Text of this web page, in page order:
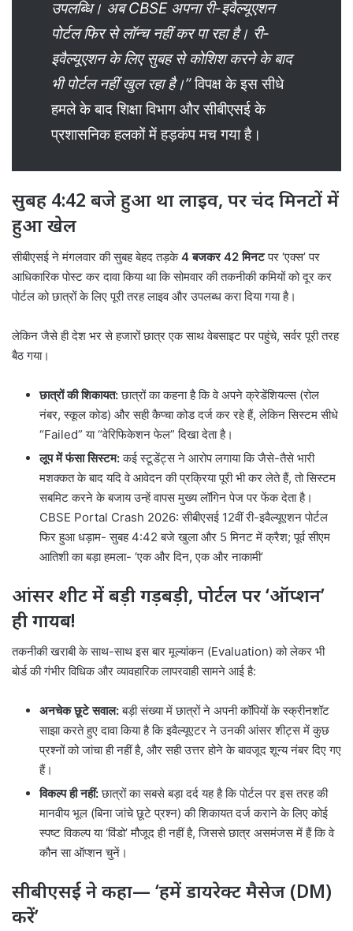
उपलब्धि। अब CBSE अपना री-इवैल्यूएशन
पोर्टल फिर से लॉन्च नहीं कर पा रहा है। री-
इवैल्यूएशन के लिए सुबह से कोशिश करने के बाद
भी पोर्टल नहीं खुल रहा है।”विपक्ष के इस सीधे
हमले के बाद शिक्षा विभाग और सीबीएसई के
प्रशासनिक हलकों में हड़कंप मच गया है।
सुबह 4:42 बजे हुआ था लाइव, पर चंद मिनटों में
हुआ खेल
सीबीएसई ने मंगलवार की सुबह बेहद तड़के4 बजकर 42 मिनटपर ‘एक्स’ पर
आधिकारिक पोस्ट कर दावा किया था कि सोमवार की तकनीकी कमियों को दूर कर
पोर्टल को छात्रों के लिए पूरी तरह लाइव और उपलब्ध करा दिया गया है।
लेकिन जैसे ही देश भर से हजारों छात्र एक साथ वेबसाइट पर पहुंचे, सर्वर पूरी तरह
बैठ गया।
छात्रों की शिकायत:छात्रों का कहना है कि वे अपने क्रेडेंशियल्स (रोल
नंबर, स्कूल कोड) और सही कैप्चा कोड दर्ज कर रहे हैं, लेकिन सिस्टम सीधे
“Failed” या “वेरिफिकेशन फेल” दिखा देता है।
लूप में फंसा सिस्टम:कई स्टूडेंट्स ने आरोप लगाया कि जैसे-तैसे भारी
मशक्कत के बाद यदि वे आवेदन की प्रक्रिया पूरी भी कर लेते हैं, तो सिस्टम
सबमिट करने के बजाय उन्हें वापस मुख्य लॉगिन पेज पर फेंक देता है।
CBSE Portal Crash 2026: सीबीएसई 12वीं री-इवैल्यूएशन पोर्टल
फिर हुआ धड़ाम- सुबह 4:42 बजे खुला और 5 मिनट में क्रैश; पूर्व सीएम
आतिशी का बड़ा हमला- ‘एक और दिन, एक और नाकामी’
आंसर शीट में बड़ी गड़बड़ी, पोर्टल पर ‘ऑप्शन’
ही गायब!
तकनीकी खराबी के साथ-साथ इस बार मूल्यांकन (Evaluation) को लेकर भी
बोर्ड की गंभीर विधिक और व्यावहारिक लापरवाही सामने आई है:
अनचेक छूटे सवाल:बड़ी संख्या में छात्रों ने अपनी कॉपियों के स्क्रीनशॉट
साझा करते हुए दावा किया है कि इवैल्यूएटर ने उनकी आंसर शीट्स में कुछ
प्रश्नों को जांचा ही नहीं है, और सही उत्तर होने के बावजूद शून्य नंबर दिए गए
हैं।
विकल्प ही नहीं:छात्रों का सबसे बड़ा दर्द यह है कि पोर्टल पर इस तरह की
मानवीय भूल (बिना जांचे छूटे प्रश्न) की शिकायत दर्ज कराने के लिए कोई
स्पष्ट विकल्प या ‘विंडो’ मौजूद ही नहीं है, जिससे छात्र असमंजस में हैं कि वे
कौन सा ऑप्शन चुनें।
सीबीएसई ने कहा— ‘हमें डायरेक्ट मैसेज (DM)
करें’